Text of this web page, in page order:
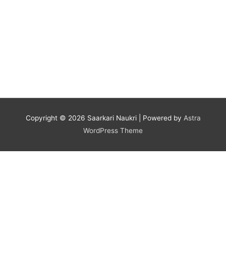
Copyright © 2026 Saarkari Naukri| Powered by Astra
WordPress Theme